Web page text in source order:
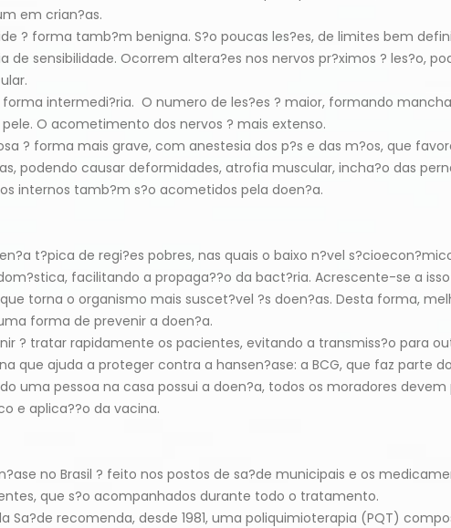
em crian?as.
? forma tamb?m benigna. S?o poucas les?es, de limites bem
de sensibilidade. Ocorrem altera?es nos nervos pr?ximos ? les?o,
forma intermedi?ria. O numero de les?es ? maior, formando
O acometimento dos nervos ? mais extenso.
? forma mais grave, com anestesia dos p?s e das m?os, que
podendo causar deformidades, atrofia muscular, incha?o das
internos tamb?m s?o acometidos pela doen?a.
t?pica de regi?es pobres, nas quais o baixo n?vel
facilitando a propaga??o da bact?ria. Acrescente-se a
torna o organismo mais suscet?vel ?s doen?as. Desta forma,
forma de prevenir a doen?a.
? tratar rapidamente os pacientes, evitando a transmiss?o para
que ajuda a proteger contra a hansen?ase: a BCG, que faz parte
uma pessoa na casa possui a doen?a, todos os moradores
e aplica??o da vacina.
no Brasil ? feito nos postos de sa?de municipais e os
que s?o acompanhados durante todo o tratamento.
Sa?de recomenda, desde 1981, uma poliquimioterapia (PQT)